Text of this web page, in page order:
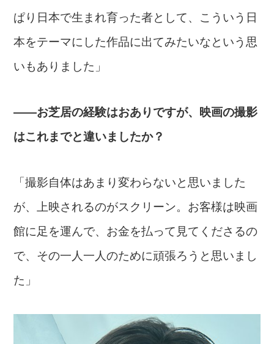
ぱり日本で生まれ育った者として、こういう日
本をテーマにした作品に出てみたいなという思
いもありました」
――お芝居の経験はおありですが、映画の撮影
はこれまでと違いましたか？
「撮影自体はあまり変わらないと思いました
が、上映されるのがスクリーン。お客様は映画
館に足を運んで、お金を払って見てくださるの
で、その一人一人のために頑張ろうと思いまし
た」